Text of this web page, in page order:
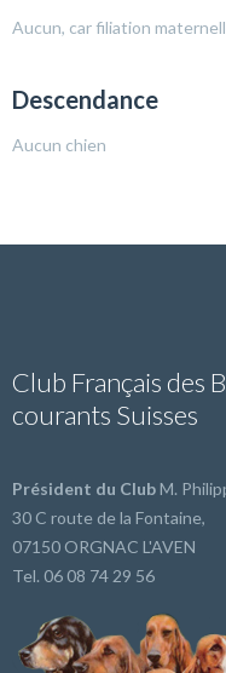
Aucun, car filiation
Descendance
Aucun chien
Club Français des
courants Suisses
Président du ClubM.
30 C route de la Fontaine,
07150 ORGNAC L'AVEN
Tel. 06 08 74 29 56